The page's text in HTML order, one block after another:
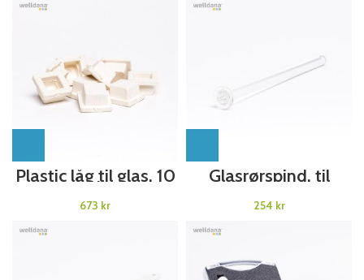
Plastic låg til glas, 10
stk.
kr
Glasrørspind, til
photometer
kr